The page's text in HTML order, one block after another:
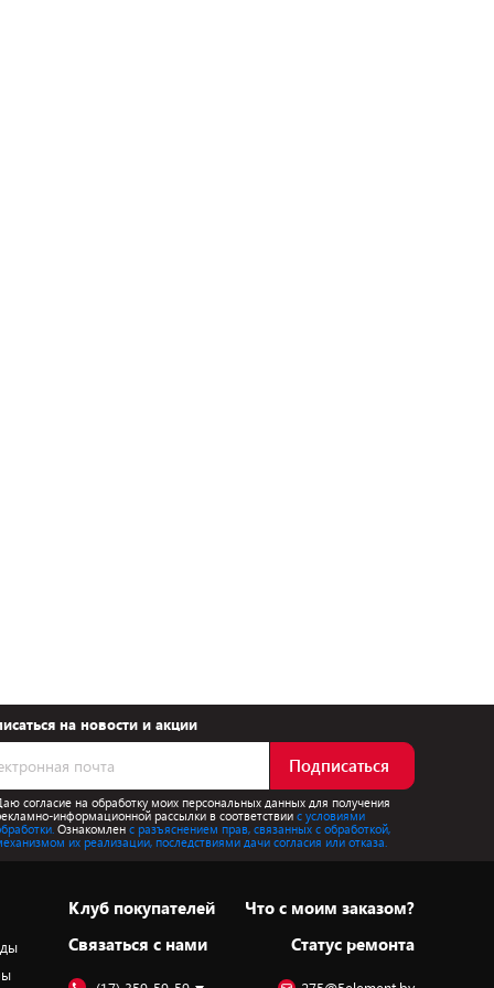
на новости и акции
Подписаться
согласие на обработку моих персональных данных для получения
информационной рассылки в соответствиис условиями
Ознакомлен с разъяснением прав, связанных с обработкой,
их реализации, последствиями дачи согласия или отказа.
Клуб покупателей
Cвязаться с нами
Что с моим заказом?
Статус ремонта